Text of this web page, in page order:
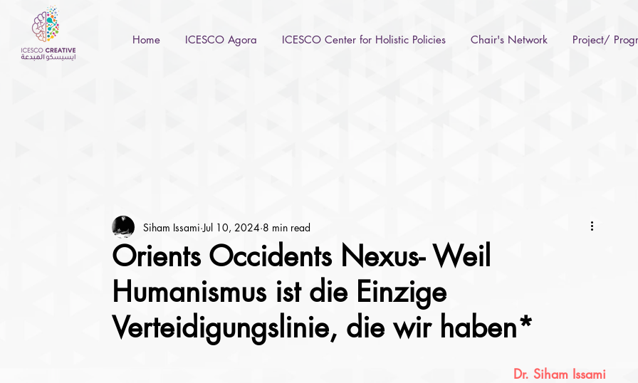
Home ICESCO Agora ICESCO Center for Holistic Policies Chair's Network Project/
Orients Occidents Nexus- Weil
Humanismus ist die Einzige
Verteidigungslinie, die wir haben*
Siham Issami Jul 10, 2024 8 min read
Dr. Siham Issami